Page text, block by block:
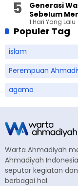
Generasi
Sebelum
1 Hari Yang Lalu
Populer Tag
islam
Perempuan
agama
Warta Ahmadiyah
Ahmadiyah
seputar kegiatan
berbagai hal.